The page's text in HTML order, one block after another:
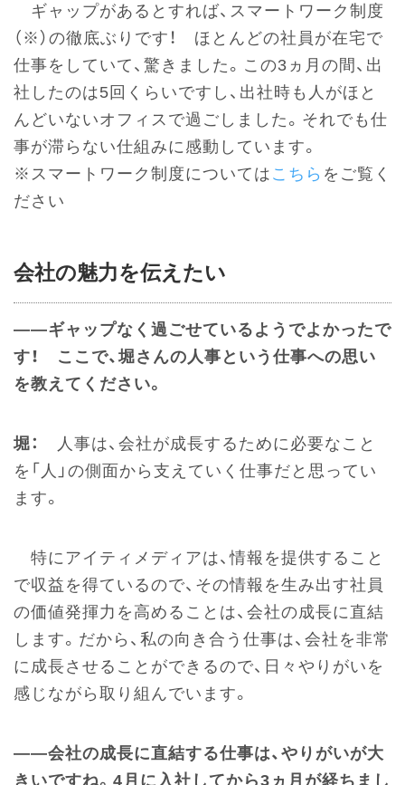
ギャップがあるとすれば、スマートワーク制度
（※）の徹底ぶりです！ ほとんどの社員が在宅で
仕事をしていて、驚きました。この3ヵ月の間、出
社したのは5回くらいですし、出社時も人がほと
んどいないオフィスで過ごしました。それでも仕
事が滞らない仕組みに感動しています。
※スマートワーク制度については こちら をご覧く
ださい
会社の魅力を伝えたい
――ギャップなく過ごせているようでよかったで
す！ ここで、堀さんの人事という仕事への思い
を教えてください。
堀：
人事は、会社が成長するために必要なこと
を「人」の側面から支えていく仕事だと思ってい
ます。
特にアイティメディアは、情報を提供すること
で収益を得ているので、その情報を生み出す社員
の価値発揮力を高めることは、会社の成長に直結
します。だから、私の向き合う仕事は、会社を非常
に成長させることができるので、日々やりがいを
感じながら取り組んでいます。
――会社の成長に直結する仕事は、やりがいが大
きいですね。4月に入社してから3ヵ月が経ちまし